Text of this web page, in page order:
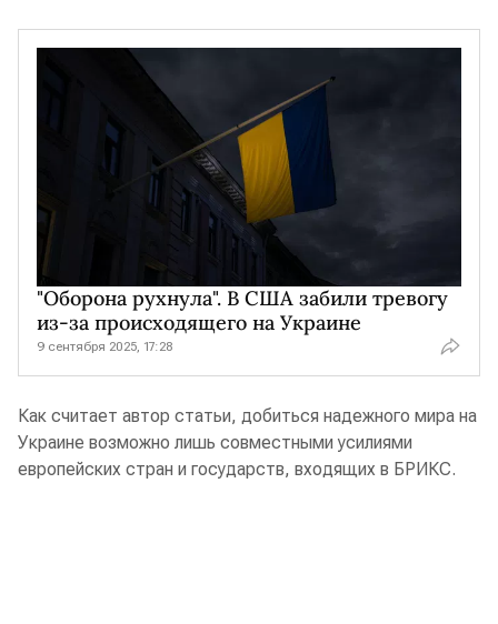
"Оборона рухнула". В США забили тревогу
из-за происходящего на Украине
9 сентября 2025, 17:28
Как считает автор статьи, добиться надежного мира на
Украине возможно лишь совместными усилиями
европейских стран и государств, входящих в БРИКС.